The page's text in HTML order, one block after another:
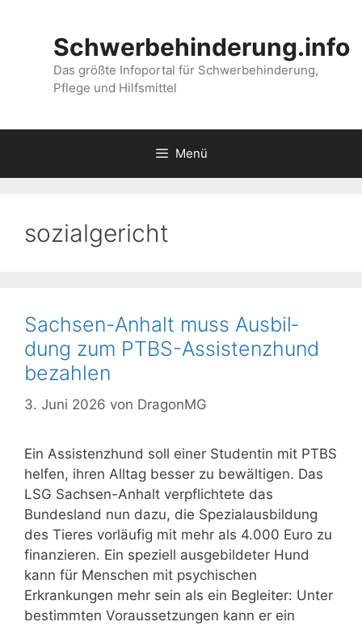
springenSchwerbehinderung.info
Das größte Infoportal für Schwerbehinderung,
Pflege und Hilfsmittel
Menü
sozialgericht
Sachsen-Anhalt muss Aus­bil­
dung zum PTBS-Assis­tenz­hund
bezahlen
3. Juni 2026 von DragonMG
Ein Assistenzhund soll einer Studentin mit PTBS
helfen, ihren Alltag besser zu bewältigen. Das
LSG Sachsen-Anhalt verpflichtete das
Bundesland nun dazu, die Spezialausbildung
des Tieres vorläufig mit mehr als 4.000 Euro zu
finanzieren. Ein speziell ausgebildeter Hund
kann für Menschen mit psychischen
Erkrankungen mehr sein als ein Begleiter: Unter
bestimmten Voraussetzungen kann er ein